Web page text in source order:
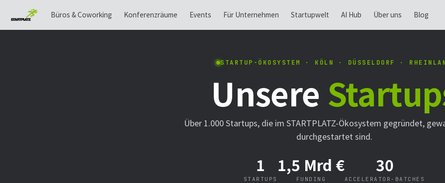
Büros & Coworking Konferenzräume Events Für Unternehmen Startupwelt AI Hub Über uns Blog
STARTUP-ÖKOSYSTEM · KÖLN · DÜSSELDORF ·
Unsere
Über 1.000 Startups, die im STARTPLATZ-Ökosystem gegründet,
durchgestartet sind.
1
STARTUPS
1,5 Mrd €
FUNDING
30
ACCELERATOR-BATCHES